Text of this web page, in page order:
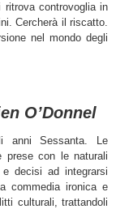
controvoglia in
Cercherà il riscatto.
nel mondo degli
O’Donnel
anni Sessanta. Le
prese con le naturali
decisi ad integrarsi
commedia ironica e
culturali, trattandoli